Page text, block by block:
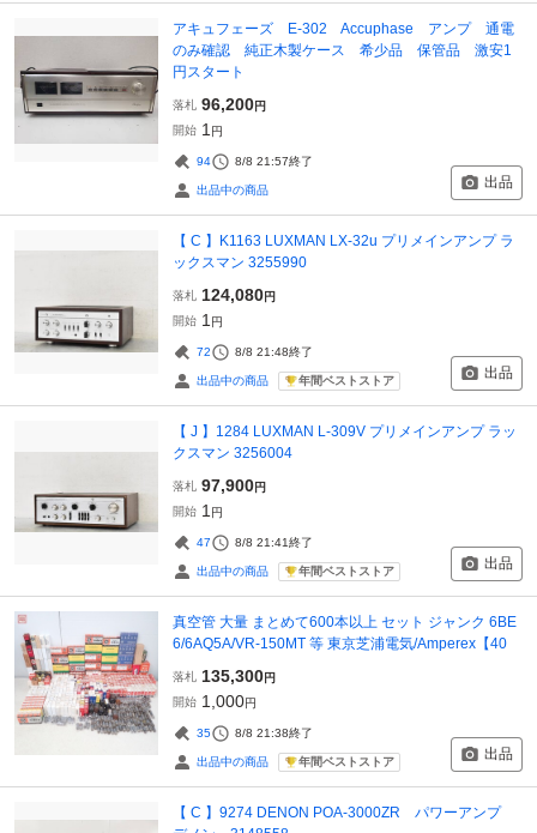
アキュフェーズ E-302 Accuphase アンプ 通電
のみ確認 純正木製ケース 希少品 保管品 激安1
円スタート
落札 96,200円
開始 1 円
94 8/8 21:57終了
出品中の商品 出品
【 C 】K1163 LUXMAN LX-32u プリメインアンプ ラ
ックスマン 3255990
落札 124,080円
開始 1 円
72 8/8 21:48終了
出品中の商品 年間ベストストア 出品
【 J 】1284 LUXMAN L-309V プリメインアンプ ラッ
クスマン 3256004
落札 97,900円
開始 1 円
47 8/8 21:41終了
出品中の商品 年間ベストストア 出品
真空管 大量 まとめて600本以上 セット ジャンク 6BE
6/6AQ5A/VR-150MT 等 東京芝浦電気/Amperex【40
落札 135,300円
開始 1,000円
35 8/8 21:38終了
出品中の商品 年間ベストストア 出品
【 C 】9274 DENON POA-3000ZR パワーアンプ